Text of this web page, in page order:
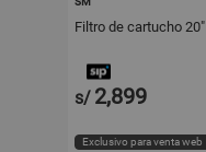
Filtro de cartucho 20"
s/ 2,899
Exclusivo para venta web